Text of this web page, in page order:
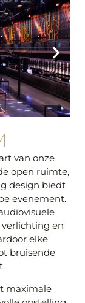
van onze
open ruimte,
design biedt
evenement.
en
elke
bruisende
maximale